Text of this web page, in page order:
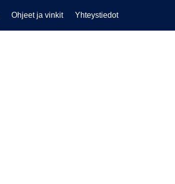
Ohjeet ja vinkit Yhteystiedot